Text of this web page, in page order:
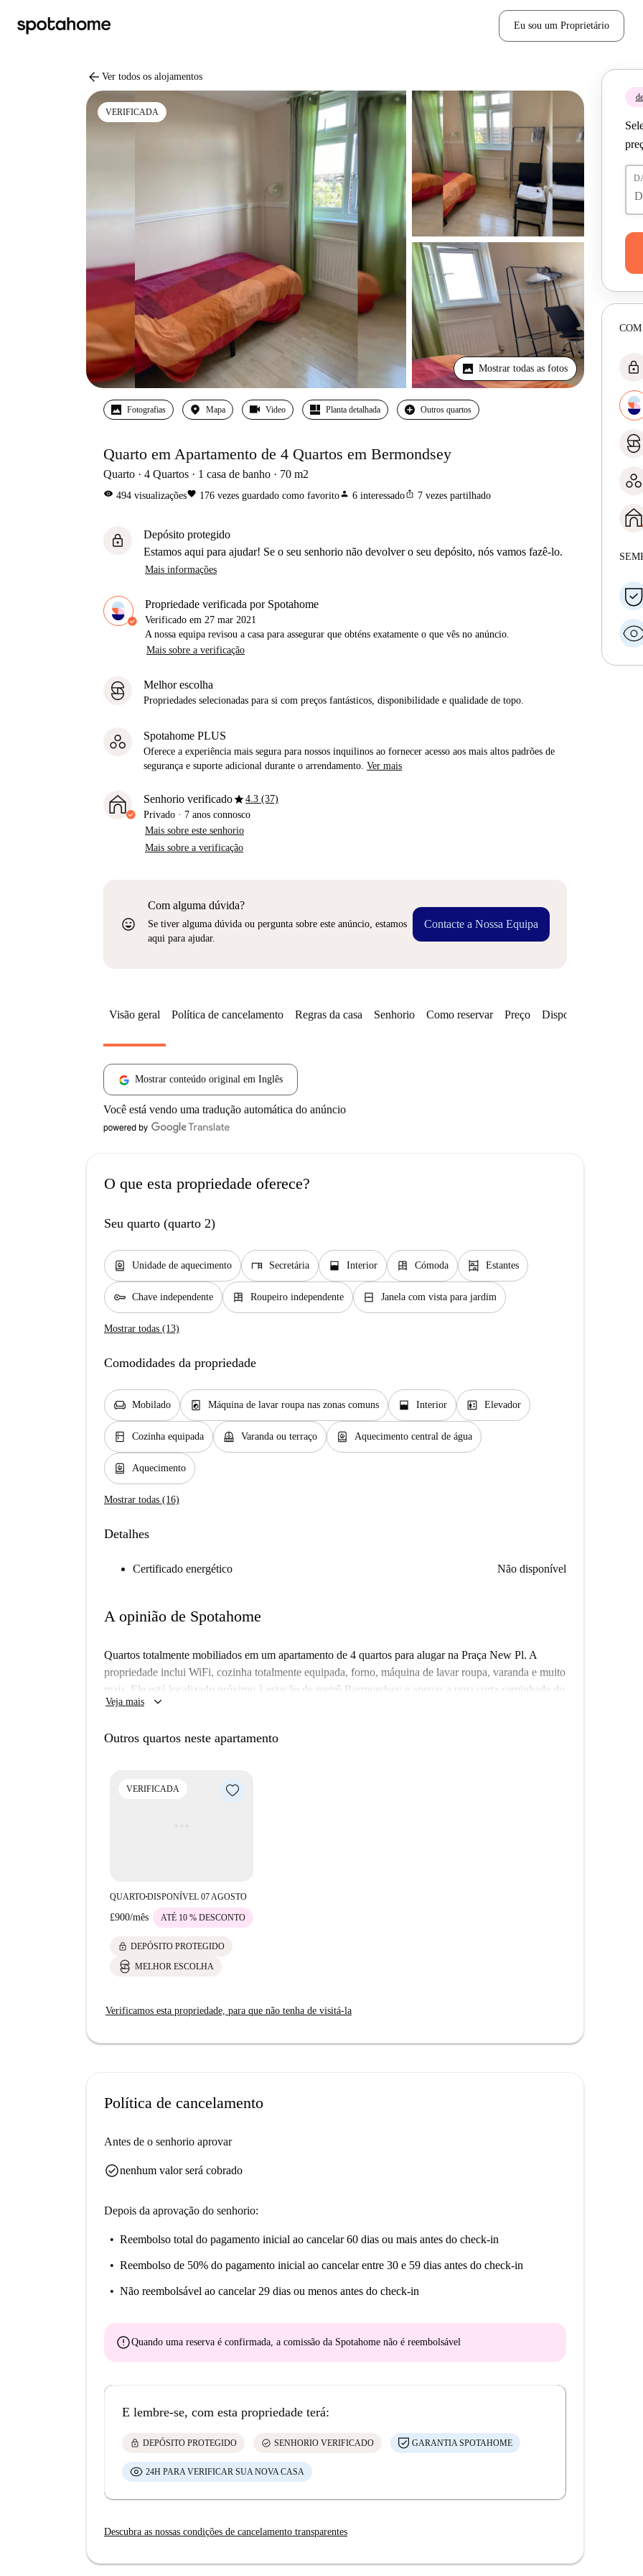
Eu sou um Proprietário
arrow_back Ver todos os alojamentos
VERIFICADA
Mostrar todas as fotos
Fotografias Mapa Video Planta detalhada Outros quartos
Quarto em Apartamento de 4 Quartos em Bermondsey
Quarto 4 Quartos 1 casa de banho 70 m2
visibility 494 visualizaçõesfavorite 176 vezes guardado como favoritoperson 6 interessadoios_share 7 vezes partilhado
lock
Depósito protegido
Estamos aqui para ajudar! Se o seu senhorio não devolver o seu depósito, nós vamos fazê-lo.
Mais informações
Propriedade verificada por Spotahome
Verificado em 27 mar 2021
A nossa equipa revisou a casa para assegurar que obténs exatamente o que vês no anúncio.
Mais sobre a verificação
Melhor escolha
Propriedades selecionadas para si com preços fantásticos, disponibilidade e qualidade de topo.
Spotahome PLUS
Oferece a experiência mais segura para nossos inquilinos ao fornecer acesso aos mais altos padrões de
segurança e suporte adicional durante o arrendamento. Ver mais
Senhorio verificadostar4.3 (37)
Privado · 7 anos connosco
Mais sobre este senhorio
Mais sobre a verificação
sentiment_very_satisfied
Com alguma dúvida?
Se tiver alguma dúvida ou pergunta sobre este anúncio, estamos
aqui para ajudar.
Contacte a Nossa Equipa
lock
Visão geral Política de cancelamento Regras da casa Senhorio Como reservar Preço Disponibilidades
Mostrar conteúdo original em Inglês
Você está vendo uma tradução automática do anúncio
O que esta propriedade oferece?
Seu quarto (quarto 2)
water_heater Unidade de aquecimento desk Secretária window_open Interior dresser Cómoda shelves Estantes
key Chave independente dresser Roupeiro independente window_closed Janela com vista para jardim
Mostrar todas (13)
Comodidades da propriedade
chair Mobilado local_laundry_service Máquina de lavar roupa nas zonas comuns window_open Interior elevator Elevador
kitchen Cozinha equipada balcony Varanda ou terraço water_heater Aquecimento central de água
water_heater Aquecimento
Mostrar todas (16)
Detalhes
Certificado energético Não disponível
A opinião de Spotahome
Quartos totalmente mobiliados em um apartamento de 4 quartos para alugar na Praça New Pl. A
propriedade inclui WiFi, cozinha totalmente equipada, forno, máquina de lavar roupa, varanda e muito
mais. Ele está localizado próximo à estação de metrô Bermondsey e apenas a uma curta caminhada do
rio Tâmisa.
Veja mais keyboard_arrow_down
Outros quartos neste apartamento
VERIFICADA
QUARTO■DISPONÍVEL 07 AGOSTO
£900/mês ATÉ 10 % DESCONTO
lock DEPÓSITO PROTEGIDO
MELHOR ESCOLHA
Verificamos esta propriedade, para que não tenha de visitá-la
Política de cancelamento
Antes de o senhorio aprovar
check_circlenenhum valor será cobrado
Depois da aprovação do senhorio:
Reembolso total do pagamento inicial ao cancelar 60 dias ou mais antes do check-in
Reembolso de 50% do pagamento inicial ao cancelar entre 30 e 59 dias antes do check-in
Não reembolsável ao cancelar 29 dias ou menos antes do check-in
errorQuando uma reserva é confirmada, a comissão da Spotahome não é reembolsável
E lembre-se, com esta propriedade terá:
lock DEPÓSITO PROTEGIDO check_circle SENHORIO VERIFICADO GARANTIA SPOTAHOME
24H PARA VERIFICAR SUA NOVA CASA
Descubra as nossas condições de cancelamento transparentes